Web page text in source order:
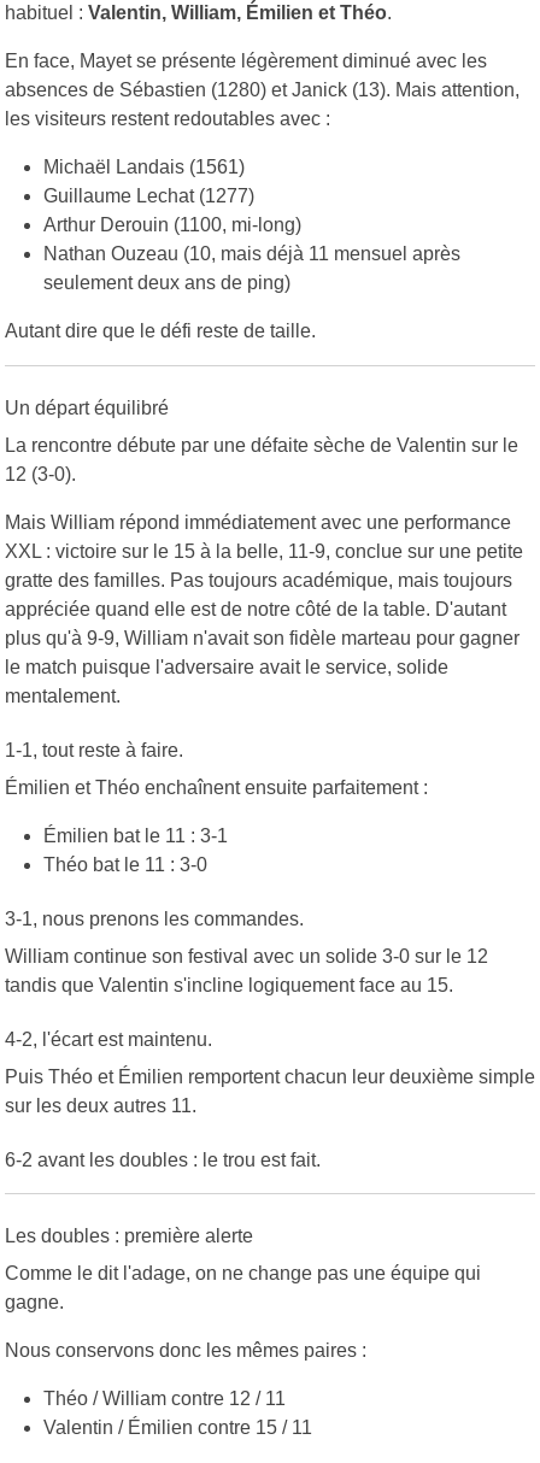
habituel : Valentin, William, Émilien et Théo.
En face, Mayet se présente légèrement diminué avec les
absences de Sébastien (1280) et Janick (13). Mais attention,
les visiteurs restent redoutables avec :
Michaël Landais (1561)
Guillaume Lechat (1277)
Arthur Derouin (1100, mi-long)
Nathan Ouzeau (10, mais déjà 11 mensuel après
seulement deux ans de ping)
Autant dire que le défi reste de taille.
Un départ équilibré
La rencontre débute par une défaite sèche de Valentin sur le
12 (3-0).
Mais William répond immédiatement avec une performance
XXL : victoire sur le 15 à la belle, 11-9, conclue sur une petite
gratte des familles. Pas toujours académique, mais toujours
appréciée quand elle est de notre côté de la table. D'autant
plus qu'à 9-9, William n'avait son fidèle marteau pour gagner
le match puisque l'adversaire avait le service, solide
mentalement.
1-1, tout reste à faire.
Émilien et Théo enchaînent ensuite parfaitement :
Émilien bat le 11 : 3-1
Théo bat le 11 : 3-0
3-1, nous prenons les commandes.
William continue son festival avec un solide 3-0 sur le 12
tandis que Valentin s'incline logiquement face au 15.
4-2, l'écart est maintenu.
Puis Théo et Émilien remportent chacun leur deuxième simple
sur les deux autres 11.
6-2 avant les doubles : le trou est fait.
Les doubles : première alerte
Comme le dit l'adage, on ne change pas une équipe qui
gagne.
Nous conservons donc les mêmes paires :
Théo / William contre 12 / 11
Valentin / Émilien contre 15 / 11